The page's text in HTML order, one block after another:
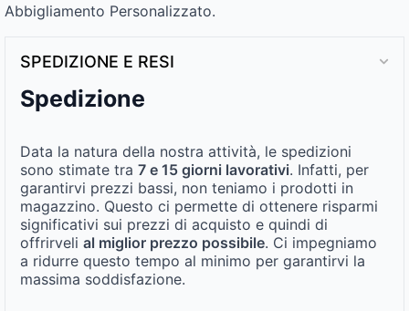
Abbigliamento Personalizzato.
SPEDIZIONE E RESI
Spedizione
Data la natura della nostra attività, le spedizioni
sono stimate tra 7 e 15 giorni lavorativi. Infatti, per
garantirvi prezzi bassi, non teniamo i prodotti in
magazzino. Questo ci permette di ottenere risparmi
significativi sui prezzi di acquisto e quindi di
offrirveli al miglior prezzo possibile. Ci impegniamo
a ridurre questo tempo al minimo per garantirvi la
massima soddisfazione.